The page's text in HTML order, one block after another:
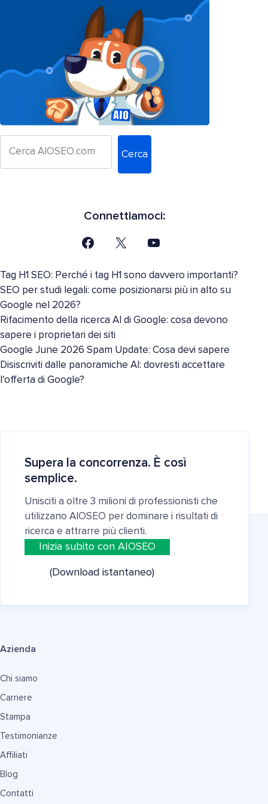
Cerca
Connettiamoci:
Tag H1 SEO: Perché i tag H1 sono davvero importanti?
SEO per studi legali: come posizionarsi più in alto su
Google nel 2026?
Rifacimento della ricerca AI di Google: cosa devono
sapere i proprietari dei siti
Google June 2026 Spam Update: Cosa devi sapere
Disiscriviti dalle panoramiche AI: dovresti accettare
l'offerta di Google?
Supera la concorrenza. È così
semplice.
Unisciti a oltre 3 milioni di professionisti che
utilizzano AIOSEO per dominare i risultati di
ricerca e attrarre più clienti.
Inizia subito con AIOSEO
(Download istantaneo)
Azienda
Chi siamo
Carriere
Stampa
Testimonianze
Affiliati
Blog
Contatti